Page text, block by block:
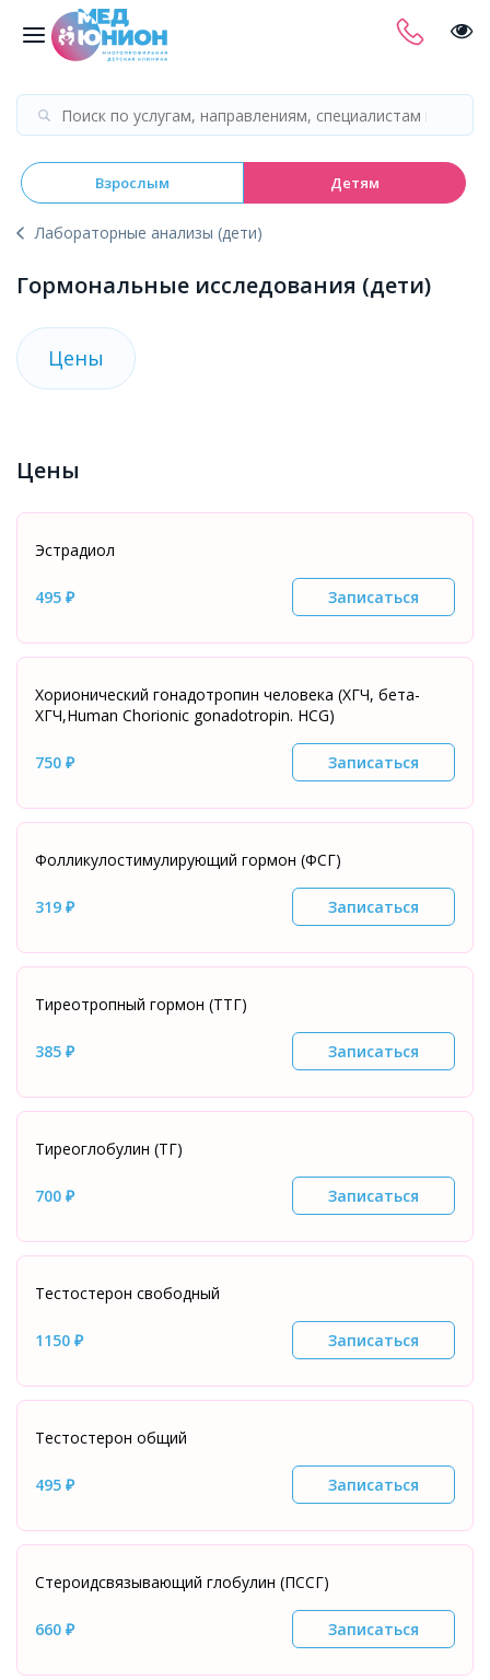
Взрослым Детям
Лабораторные анализы (дети)
Гормональные исследования (дети)
Цены
Цены
Эстрадиол
495 ₽ Записаться
Хорионический гонадотропин человека (ХГЧ, бета-
ХГЧ,Нuman Chorionic gonadotropin. HCG)
750 ₽ Записаться
Фолликулостимулирующий гормон (ФСГ)
319 ₽ Записаться
Тиреотропный гормон (ТТГ)
385 ₽ Записаться
Тиреоглобулин (ТГ)
700 ₽ Записаться
Тестостерон свободный
1150 ₽ Записаться
Тестостерон общий
495 ₽ Записаться
Стероидсвязывающий глобулин (ПССГ)
660 ₽ Записаться